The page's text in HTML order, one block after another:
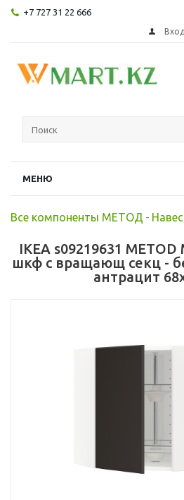
+7 727 31 22 666
Вход
МЕНЮ
Все компоненты МЕТОД -
IKEA s09219631
шкф с вращающ секц -
антрацит